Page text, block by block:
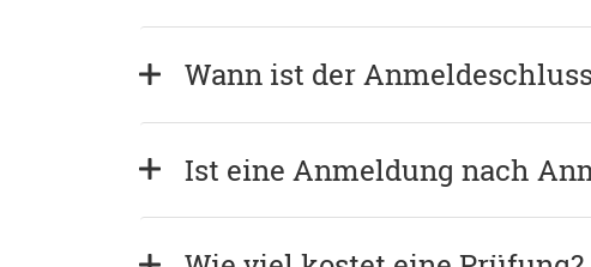
Wann ist der
Ist eine Anmeldung nach